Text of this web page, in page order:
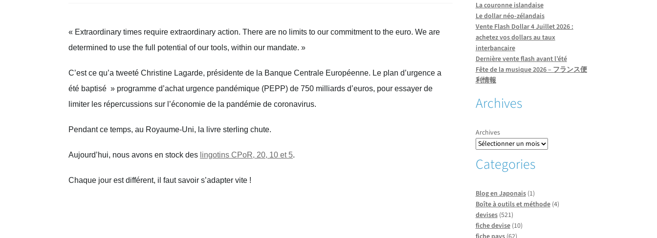
« Extraordinary times require extraordinary action. There are no limits to our commitment to the euro. We are
determined to use the full potential of our tools, within our mandate. »
C’est ce qu’a tweeté Christine Lagarde, présidente de la Banque Centrale Européenne. Le plan d’urgence a
été baptisé  » programme d’achat urgence pandémique (PEPP) de 750 milliards d’euros, pour essayer de
limiter les répercussions sur l’économie de la pandémie de coronavirus.
Pendant ce temps, au Royaume-Uni, la livre sterling chute.
Aujourd’hui, nous avons en stock des lingotins CPoR, 20, 10 et 5.
Chaque jour est différent, il faut savoir s’adapter vite !
La couronne islandaise
Le dollar néo-zélandais
Vente Flash Dollar 4 Juillet 2026 :
achetez vos dollars au taux
interbancaire
Dernière vente flash avant l’été
Fête de la musique 2026 – フランス便
利情報
Archives
Archives
Categories
Blog en Japonais(1)
Boîte à outils et méthode(4)
devises(521)
fiche devise(10)